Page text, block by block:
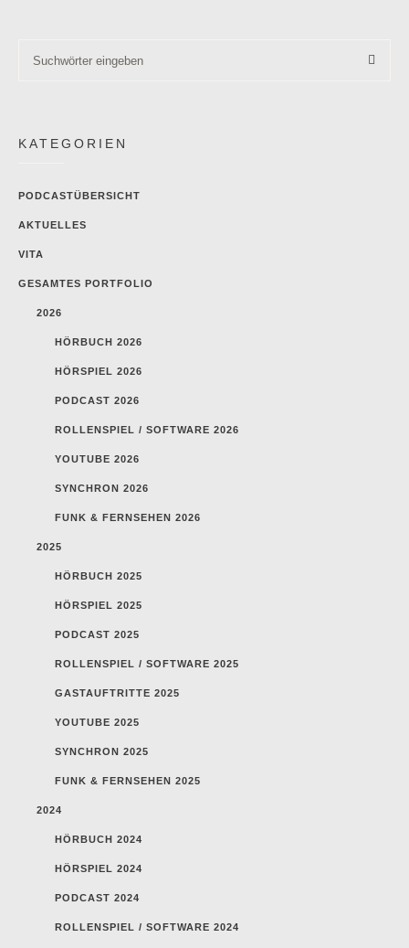
KATEGORIEN
PODCASTÜBERSICHT
AKTUELLES
VITA
GESAMTES PORTFOLIO
2026
HÖRBUCH 2026
HÖRSPIEL 2026
PODCAST 2026
ROLLENSPIEL / SOFTWARE 2026
YOUTUBE 2026
SYNCHRON 2026
FUNK & FERNSEHEN 2026
2025
HÖRBUCH 2025
HÖRSPIEL 2025
PODCAST 2025
ROLLENSPIEL / SOFTWARE 2025
GASTAUFTRITTE 2025
YOUTUBE 2025
SYNCHRON 2025
FUNK & FERNSEHEN 2025
2024
HÖRBUCH 2024
HÖRSPIEL 2024
PODCAST 2024
ROLLENSPIEL / SOFTWARE 2024